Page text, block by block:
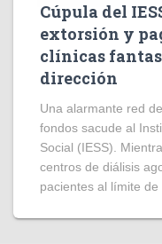
Cúpula del
extorsión y
clínicas
dirección
​Una alarmante red
fondos sacude al
Social (IESS).
centros de diálisis
pacientes al límite de